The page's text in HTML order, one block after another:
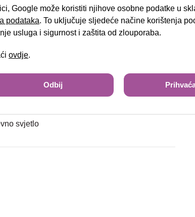
svjetlo
vozača podesivo po visini
bluetooth sustav
svjetlo
Traži
Google može koristiti njihove osobne podatke u
podataka. To uključuje sljedeće načine korištenja
usluga i sigurnost i zaštita od zlouporaba.
ovdje.
Odbij